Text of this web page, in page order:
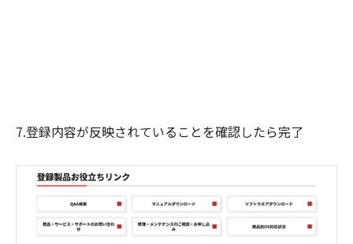
7.登録内容が反映されていることを確認したら完了